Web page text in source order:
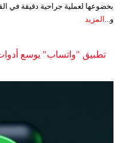
بخضوعها لعملية جراحية دقيقة في
و... المزيد
تطبيق "واتساب" يوسع أدوات